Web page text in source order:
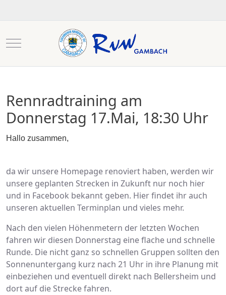
Mobile Menu Toggle
Rennradtraining am
Donnerstag 17.Mai, 18:30 Uhr
Hallo zusammen,
da wir unsere Homepage renoviert haben, werden wir
unsere geplanten Strecken in Zukunft nur noch hier
und in Facebook bekannt geben. Hier findet ihr auch
unseren aktuellen Terminplan und vieles mehr.
Nach den vielen Höhenmetern der letzten Wochen
fahren wir diesen Donnerstag eine flache und schnelle
Runde. Die nicht ganz so schnellen Gruppen sollten den
Sonnenuntergang kurz nach 21 Uhr in ihre Planung mit
einbeziehen und eventuell direkt nach Bellersheim und
dort auf die Strecke fahren.